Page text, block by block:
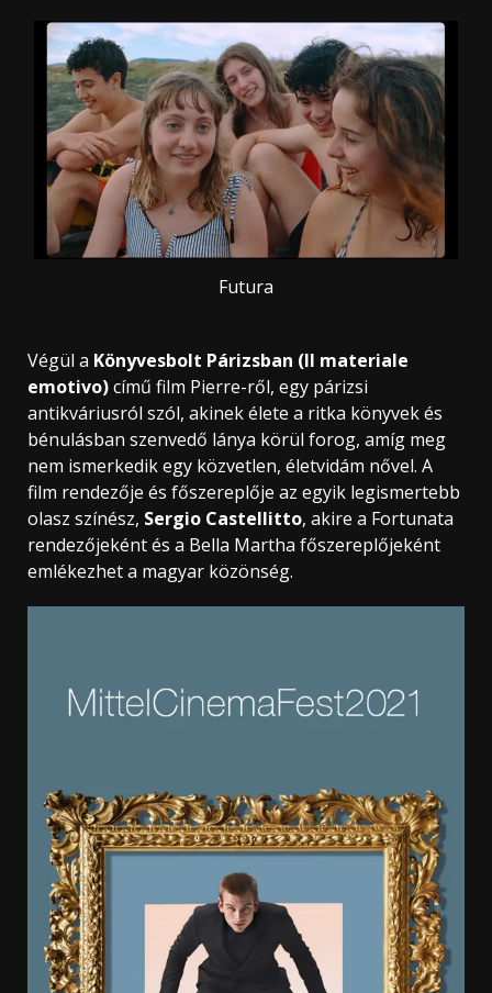
Futura
Végül a Könyvesbolt Párizsban (Il materiale
emotivo)című film Pierre-ről, egy párizsi
antikváriusról szól, akinek élete a ritka könyvek és
bénulásban szenvedő lánya körül forog, amíg meg
nem ismerkedik egy közvetlen, életvidám nővel. A
film rendezője és főszereplője az egyik legismertebb
olasz színész, Sergio Castellitto, akire a Fortunata
rendezőjeként és a Bella Martha főszereplőjeként
emlékezhet a magyar közönség.